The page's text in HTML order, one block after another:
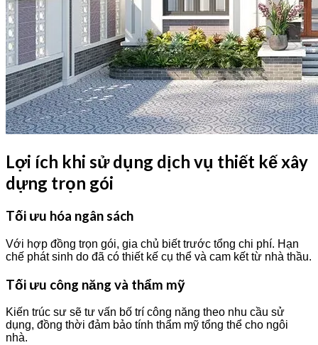
Lợi ích khi sử dụng dịch vụ thiết kế xây
dựng trọn gói
Tối ưu hóa ngân sách
Với hợp đồng trọn gói, gia chủ biết trước tổng chi phí. Hạn
chế phát sinh do đã có thiết kế cụ thể và cam kết từ nhà thầu.
Tối ưu công năng và thẩm mỹ
Kiến trúc sư sẽ tư vấn bố trí công năng theo nhu cầu sử
dụng, đồng thời đảm bảo tính thẩm mỹ tổng thể cho ngôi
nhà.